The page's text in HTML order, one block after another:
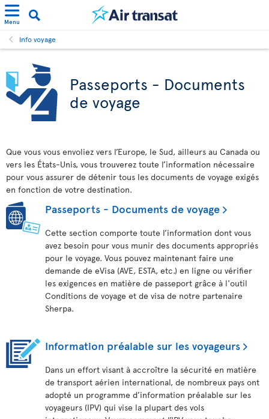
Menu
Info voyage
Passeports - Documents
de voyage
Que vous vous envoliez vers l’Europe, le Sud, ailleurs au Canada ou
vers les États-Unis, vous trouverez toute l’information nécessaire
pour vous assurer de détenir tous les documents de voyage exigés
en fonction de votre destination.
Passeports - Documents de voyage
Cette section comporte toute l’information dont vous
avez besoin pour vous munir des documents appropriés
pour le voyage. Vous pouvez maintenant faire une
demande de eVisa (AVE, ESTA, etc.) en ligne ou vérifier
les exigences en matière de passeport grâce à l'outil
Conditions de voyage et de visa de notre partenaire
Sherpa.
Information préalable sur les voyageurs
Dans un effort visant à accroître la sécurité en matière
de transport aérien international, de nombreux pays ont
adopté un programme d’information préalable sur les
voyageurs (IPV) qui vise la plupart des vols